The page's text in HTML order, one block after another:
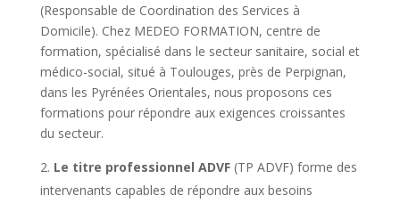
(Responsable de Coordination des Services à
Domicile). Chez MEDEO FORMATION, centre de
formation, spécialisé dans le secteur sanitaire, social et
médico-social, situé à Toulouges, près de Perpignan,
dans les Pyrénées Orientales, nous proposons ces
formations pour répondre aux exigences croissantes
du secteur.
Le titre professionnel ADVF(TP ADVF) forme des
intervenants capables de répondre aux besoins